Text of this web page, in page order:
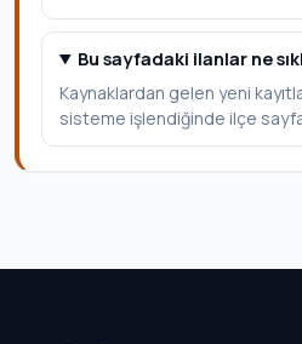
Bu sayfadaki ilanlar ne
Kaynaklardan gelen yeni
sisteme işlendiğinde ilçe